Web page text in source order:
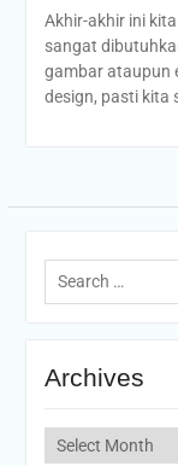
Akhir-akhir ini
sangat
gambar ataupun
design, pasti kita
Search
for:
Archives
Archives